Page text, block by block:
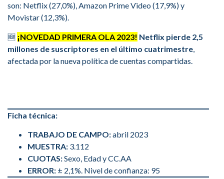
son: Netflix (27,0%), Amazon Prime Video (17,9%) y
Movistar (12,3%).
🆕 ¡NOVEDAD PRIMERA OLA 2023! Netflix pierde 2,5
millones de suscriptores en el último cuatrimestre
afectada por la nueva política de cuentas compartidas.
Ficha técnica:
TRABAJO DE CAMPO:abril 2023
MUESTRA: 3.112
CUOTAS:Sexo, Edad y CC.AA
ERROR: ± 2,1%. Nivel de confianza: 95